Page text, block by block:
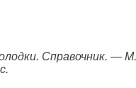
Справочник. —